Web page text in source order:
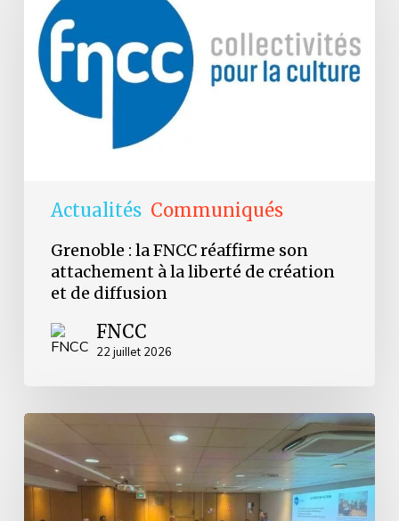
Actualités Communiqués
FNCC
réaffirme
son
attachement
diffusion
Grenoble : la FNCC réaffirme son
attachement à la liberté de création
et de diffusion
FNCC
22 juillet 2026
Retour
sur
les
Journées
d’Avignon
2026